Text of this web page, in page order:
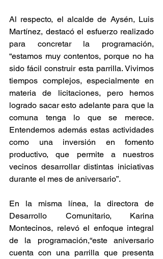
Al respecto, el alcalde de Aysén, Luis
Martínez, destacó el esfuerzo realizado
para concretar la programación,
“estamos muy contentos, porque no ha
sido fácil construir esta parrilla. Vivimos
tiempos complejos, especialmente en
materia de licitaciones, pero hemos
logrado sacar esto adelante para que la
comuna tenga lo que se merece.
Entendemos además estas actividades
como una inversión en fomento
productivo, que permite a nuestros
vecinos desarrollar distintas iniciativas
durante el mes de aniversario”.
En la misma línea, la directora de
Desarrollo Comunitario, Karina
Montecinos, relevó el enfoque integral
de la programación,“este aniversario
cuenta con una parrilla que presenta